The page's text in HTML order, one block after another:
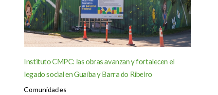
Instituto CMPC: las obras avanzan y fortalecen el
legado social en Guaíba y Barra do Ribeiro
Comunidades